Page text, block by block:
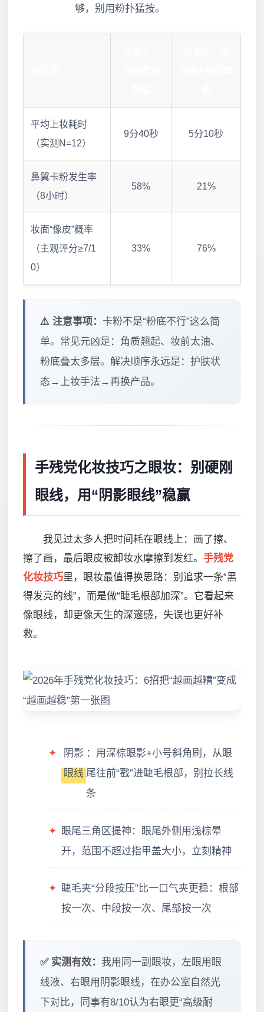
够，别用粉扑猛按。
平均上妆耗时
（实测N=12）
9分40秒 5分10秒
鼻翼卡粉发生率
（8小时）
58% 21%
妆面“像皮”概率
（主观评分≥7/1
0）
33% 76%
⚠️ 注意事项： 卡粉不是“粉底不行”这么简
单。常见元凶是：角质翘起、妆前太油、
粉底叠太多层。解决顺序永远是：护肤状
态→上妆手法→再换产品。
手残党化妆技巧之眼妆：别硬刚
眼线，用“阴影眼线”稳赢
我见过太多人把时间耗在眼线上：画了擦、
擦了画，最后眼皮被卸妆水摩擦到发红。 手残党
化妆技巧里，眼妆最值得换思路：别追求一条“黑
得发亮的线”，而是做“睫毛根部加深”。它看起来
像眼线，却更像天生的深邃感，失误也更好补
救。
✦
阴影
眼线
：用深棕眼影+小号斜角刷，从眼
尾往前“戳”进睫毛根部，别拉长线
条
✦ 眼尾三角区提神：眼尾外侧用浅棕晕
开，范围不超过指甲盖大小，立刻精神
✦ 睫毛夹“分段按压”比一口气夹更稳：根部
按一次、中段按一次、尾部按一次
✅ 实测有效： 我用同一副眼妆，左眼用眼
线液、右眼用阴影眼线，在办公室自然光
下对比，同事有8/10认为右眼更“高级耐